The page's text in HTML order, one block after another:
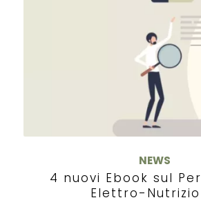
NEWS
4 nuovi Ebook sul
Elettro-